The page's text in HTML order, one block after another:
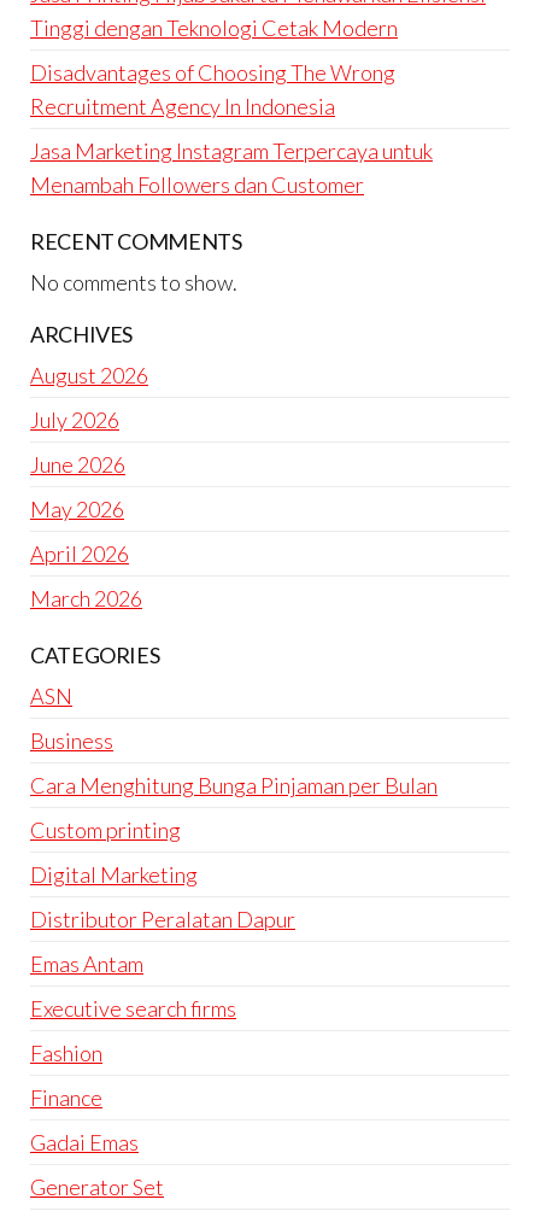
Tinggi dengan Teknologi Cetak Modern
Disadvantages of Choosing The Wrong
Recruitment Agency In Indonesia
Jasa Marketing Instagram Terpercaya untuk
Menambah Followers dan Customer
RECENT COMMENTS
No comments to show.
ARCHIVES
August 2026
July 2026
June 2026
May 2026
April 2026
March 2026
CATEGORIES
ASN
Business
Cara Menghitung Bunga Pinjaman per Bulan
Custom printing
Digital Marketing
Distributor Peralatan Dapur
Emas Antam
Executive search firms
Fashion
Finance
Gadai Emas
Generator Set